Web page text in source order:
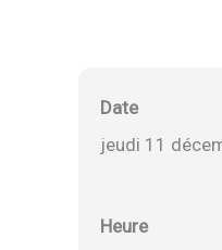
Date
jeudi 11
Heure